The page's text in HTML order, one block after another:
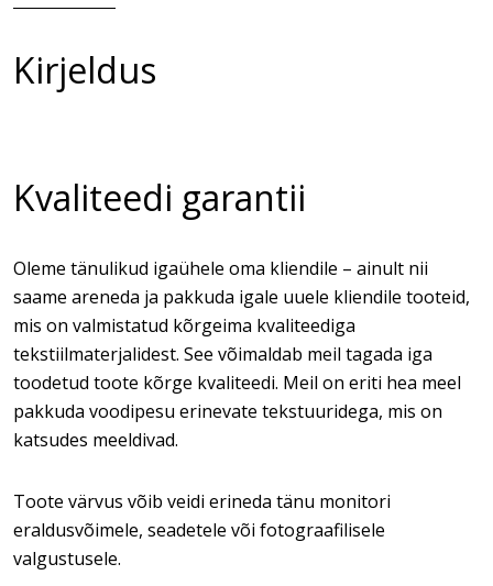
Kirjeldus
Kvaliteedi garantii
Oleme tänulikud igaühele oma kliendile – ainult nii
saame areneda ja pakkuda igale uuele kliendile tooteid,
mis on valmistatud kõrgeima kvaliteediga
tekstiilmaterjalidest. See võimaldab meil tagada iga
toodetud toote kõrge kvaliteedi. Meil on eriti hea meel
pakkuda voodipesu erinevate tekstuuridega, mis on
katsudes meeldivad.
Toote värvus võib veidi erineda tänu monitori
eraldusvõimele, seadetele või fotograafilisele
valgustusele.